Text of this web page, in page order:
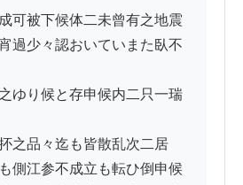
可被下候体二未曾有之地震
過少々認おいていまた臥不
ゆり候と存申候内二只一瑞
之品々迄も皆散乱次二居
側江参不成立も転ひ倒申候